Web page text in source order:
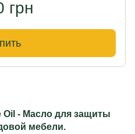
грн
Oil - Масло для защиты
мебели.